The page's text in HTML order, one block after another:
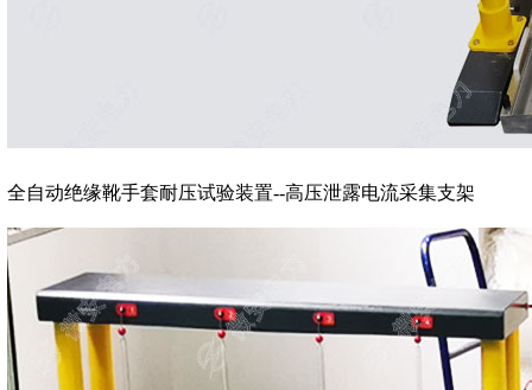
全自动绝缘靴手套耐压试验装置--高压泄露电流采集支架